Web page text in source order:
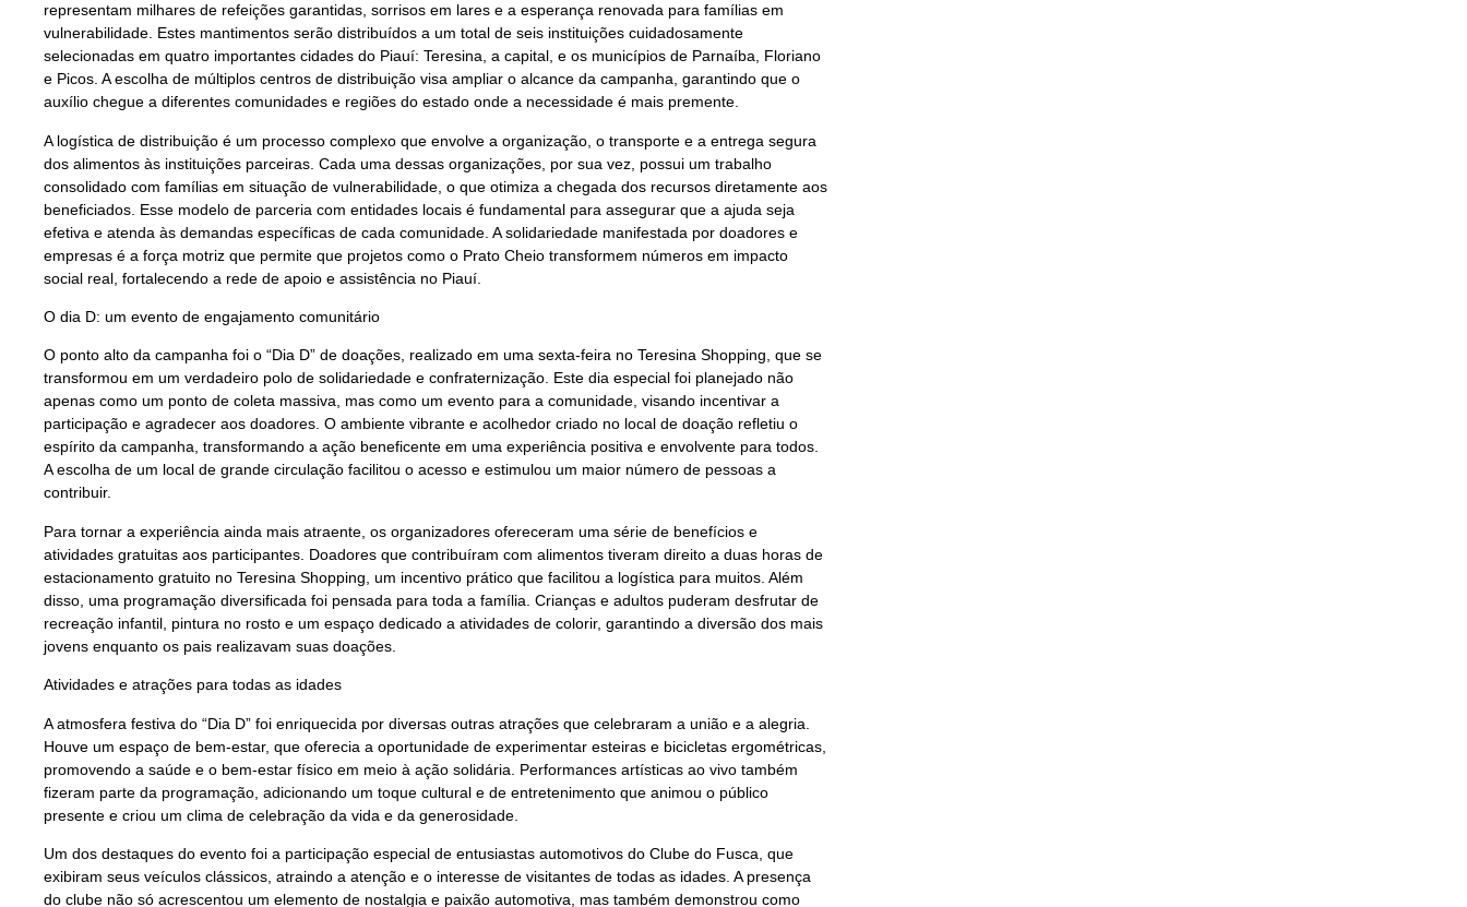
representam milhares de refeições garantidas, sorrisos em lares e a esperança renovada para famílias em
vulnerabilidade. Estes mantimentos serão distribuídos a um total de seis instituições cuidadosamente
selecionadas em quatro importantes cidades do Piauí: Teresina, a capital, e os municípios de Parnaíba, Floriano
e Picos. A escolha de múltiplos centros de distribuição visa ampliar o alcance da campanha, garantindo que o
auxílio chegue a diferentes comunidades e regiões do estado onde a necessidade é mais premente.
A logística de distribuição é um processo complexo que envolve a organização, o transporte e a entrega segura
dos alimentos às instituições parceiras. Cada uma dessas organizações, por sua vez, possui um trabalho
consolidado com famílias em situação de vulnerabilidade, o que otimiza a chegada dos recursos diretamente aos
beneficiados. Esse modelo de parceria com entidades locais é fundamental para assegurar que a ajuda seja
efetiva e atenda às demandas específicas de cada comunidade. A solidariedade manifestada por doadores e
empresas é a força motriz que permite que projetos como o Prato Cheio transformem números em impacto
social real, fortalecendo a rede de apoio e assistência no Piauí.
O dia D: um evento de engajamento comunitário
O ponto alto da campanha foi o “Dia D” de doações, realizado em uma sexta-feira no Teresina Shopping, que se
transformou em um verdadeiro polo de solidariedade e confraternização. Este dia especial foi planejado não
apenas como um ponto de coleta massiva, mas como um evento para a comunidade, visando incentivar a
participação e agradecer aos doadores. O ambiente vibrante e acolhedor criado no local de doação refletiu o
espírito da campanha, transformando a ação beneficente em uma experiência positiva e envolvente para todos.
A escolha de um local de grande circulação facilitou o acesso e estimulou um maior número de pessoas a
contribuir.
Para tornar a experiência ainda mais atraente, os organizadores ofereceram uma série de benefícios e
atividades gratuitas aos participantes. Doadores que contribuíram com alimentos tiveram direito a duas horas de
estacionamento gratuito no Teresina Shopping, um incentivo prático que facilitou a logística para muitos. Além
disso, uma programação diversificada foi pensada para toda a família. Crianças e adultos puderam desfrutar de
recreação infantil, pintura no rosto e um espaço dedicado a atividades de colorir, garantindo a diversão dos mais
jovens enquanto os pais realizavam suas doações.
Atividades e atrações para todas as idades
A atmosfera festiva do “Dia D” foi enriquecida por diversas outras atrações que celebraram a união e a alegria.
Houve um espaço de bem-estar, que oferecia a oportunidade de experimentar esteiras e bicicletas ergométricas,
promovendo a saúde e o bem-estar físico em meio à ação solidária. Performances artísticas ao vivo também
fizeram parte da programação, adicionando um toque cultural e de entretenimento que animou o público
presente e criou um clima de celebração da vida e da generosidade.
Um dos destaques do evento foi a participação especial de entusiastas automotivos do Clube do Fusca, que
exibiram seus veículos clássicos, atraindo a atenção e o interesse de visitantes de todas as idades. A presença
do clube não só acrescentou um elemento de nostalgia e paixão automotiva, mas também demonstrou como